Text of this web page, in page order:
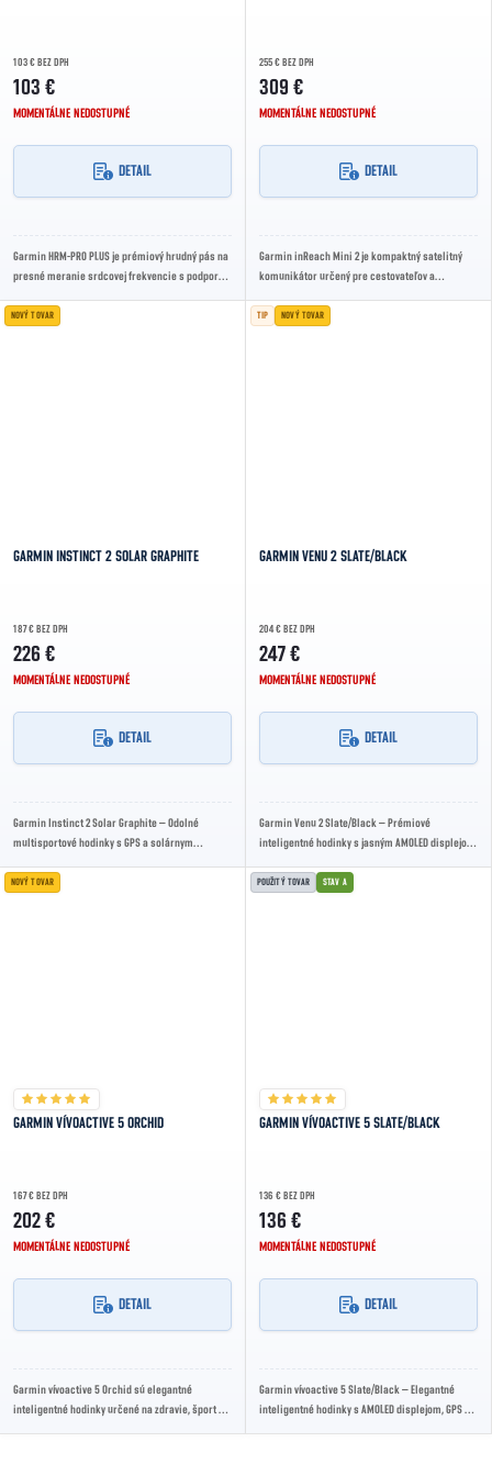
103 € BEZ DPH
103 €
MOMENTÁLNE NEDOSTUPNÉ
DETAIL
Garmin HRM-PRO PLUS je prémiový hrudný pás na
presné meranie srdcovej frekvencie s podporou
255 € BEZ DPH
309 €
MOMENTÁLNE NEDOSTUPNÉ
DETAIL
Garmin inReach Mini 2 je kompaktný satelitný
komunikátor určený pre cestovateľov a
siete....
NOVÝ TOVAR
GARMIN INSTINCT 2 SOLAR GRAPHITE
187 € BEZ DPH
226 €
MOMENTÁLNE NEDOSTUPNÉ
DETAIL
Garmin Instinct 2 Solar Graphite – Odolné
multisportové hodinky s GPS a solárnym
športovcov....
TIP NOVÝ TOVAR
GARMIN VENU 2 SLATE/BLACK
204 € BEZ DPH
247 €
MOMENTÁLNE NEDOSTUPNÉ
DETAIL
Garmin Venu 2 Slate/Black – Prémiové
inteligentné hodinky s jasným AMOLED displejom,
aj...
NOVÝ TOVAR
GARMIN VÍVOACTIVE 5 ORCHID
167 € BEZ DPH
202 €
MOMENTÁLNE NEDOSTUPNÉ
DETAIL
Garmin vívoactive 5 Orchid sú elegantné
inteligentné hodinky určené na zdravie, šport aj
POUŽITÝ TOVAR STAV A
GARMIN VÍVOACTIVE 5 SLATE/BLACK
136 € BEZ DPH
136 €
MOMENTÁLNE NEDOSTUPNÉ
DETAIL
Garmin vívoactive 5 Slate/Black – Elegantné
inteligentné hodinky s AMOLED displejom, GPS a